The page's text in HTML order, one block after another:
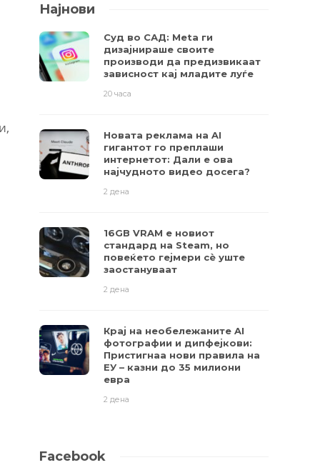
Најнови
Суд во САД: Meta ги
дизајнираше своите
производи да предизвикаат
зависност кај младите луѓе
20 часа
Новата реклама на AI
гигантот го преплаши
интернетот: Дали е ова
најчудното видео досега?
2 дена
16GB VRAM е новиот
стандард на Steam, но
повеќето гејмери ​​сè уште
заостануваат
2 дена
Крај на необележаните AI
фотографии и дипфејкови:
Пристигнаа нови правила на
ЕУ – казни до 35 милиони
евра
2 дена
Facebook